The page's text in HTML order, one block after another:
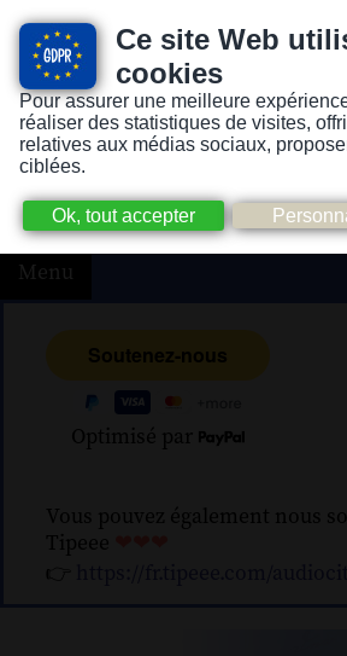
Ce site Web
cookies
Pour assurer une meilleure
réaliser des statistiques de visites,
relatives aux médias sociaux,
ciblées.
Version pour personnes mal-
Menu
Optimisé par
Vous pouvez également nous
Tipeee
👉